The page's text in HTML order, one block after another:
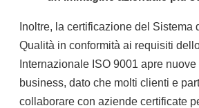
Inoltre, la certificazione del Sistema
Qualità in conformità ai requisiti
Internazionale ISO 9001 apre
business, dato che molti clienti e
collaborare con aziende certificate